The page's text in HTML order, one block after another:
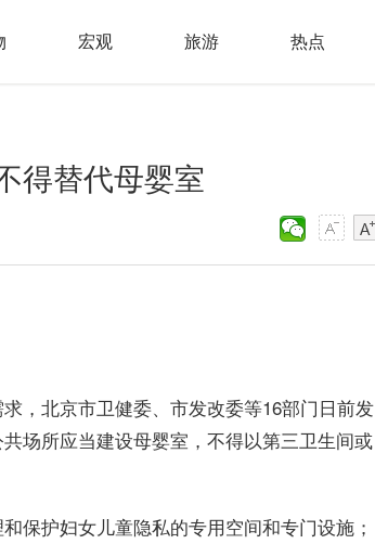
宏观 旅游 热点
得替代母婴室
，北京市卫健委、市发改委等16部门日前发
场所应当建设母婴室，不得以第三卫生间或
保护妇女儿童隐私的专用空间和专门设施；